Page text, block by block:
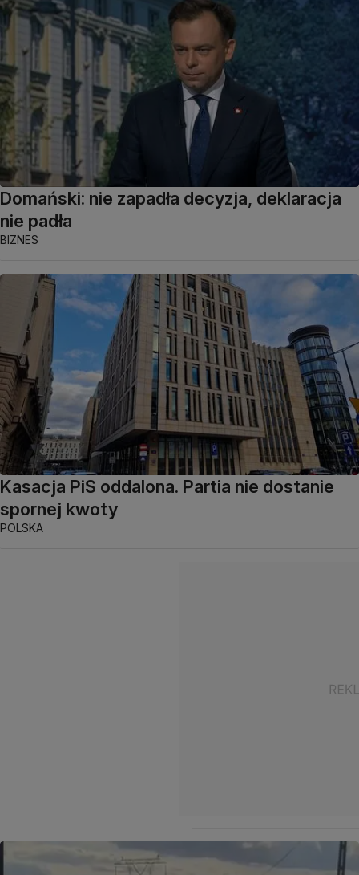
Domański: nie zapadła decyzja, deklaracja
nie padła
BIZNES
Kasacja PiS oddalona. Partia nie dostanie
spornej kwoty
POLSKA